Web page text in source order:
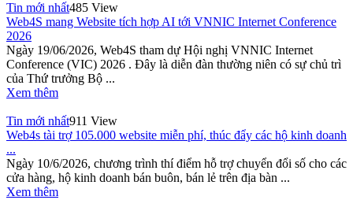
Tin mới nhất485 View
Web4S mang Website tích hợp AI tới VNNIC Internet Conference
2026
Ngày 19/06/2026, Web4S tham dự Hội nghị VNNIC Internet
Conference (VIC) 2026 . Đây là diễn đàn thường niên có sự chủ trì
của Thứ trưởng Bộ ...
Xem thêm
Tin mới nhất911 View
Web4s tài trợ 105.000 website miễn phí, thúc đẩy các hộ kinh doanh
...
Ngày 10/6/2026, chương trình thí điểm hỗ trợ chuyển đổi số cho các
cửa hàng, hộ kinh doanh bán buôn, bán lẻ trên địa bàn ...
Xem thêm